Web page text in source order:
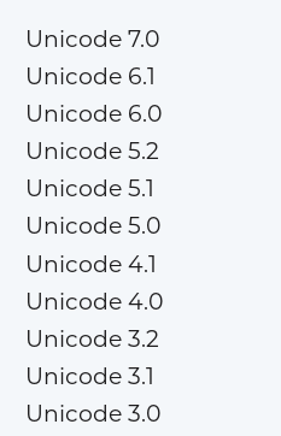
Unicode 7.0
Unicode 6.1
Unicode 6.0
Unicode 5.2
Unicode 5.1
Unicode 5.0
Unicode 4.1
Unicode 4.0
Unicode 3.2
Unicode 3.1
Unicode 3.0